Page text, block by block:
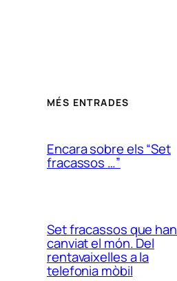
MÉS ENTRADES
Encara sobre els “Set
fracassos …”
Set fracassos que han
canviat el món. Del
rentavaixelles a la
telefonia mòbil